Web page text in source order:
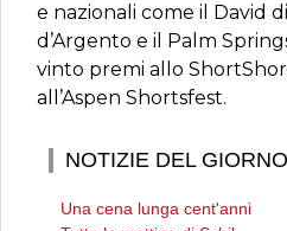
e nazionali come il David
d’Argento e il Palm
vinto premi allo
all’Aspen Shortsfest.
NOTIZIE DEL GIORNO
Una cena lunga cent'anni